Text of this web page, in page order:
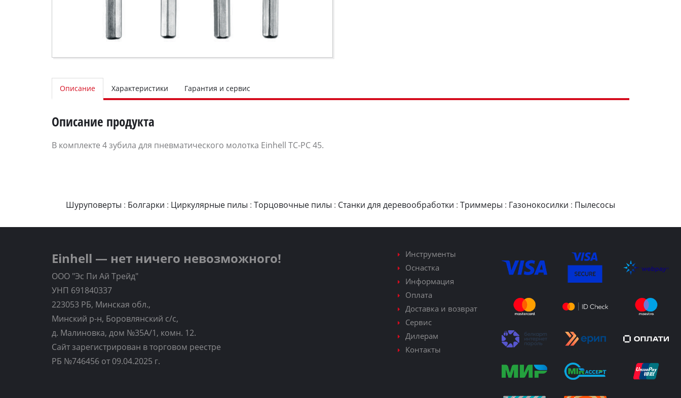
Описание Характеристики Гарантия и сервис
Описание продукта
В комплекте 4 зубила для пневматического молотка Einhell TC-PC 45.
Шуруповерты : Болгарки : Циркулярные пилы : Торцовочные пилы : Станки для деревообработки : Триммеры : Газонокосилки : Пылесосы
Einhell — нет ничего невозможного!
ООО "Эс Пи Ай Трейд"
УНП 691840337
223053 РБ, Минская обл.,
Минский р-н, Боровлянский с/с,
д. Малиновка, дом №35A/1, комн. 12.
Сайт зарегистрирован в торговом реестре
РБ №746456 от 09.04.2025 г.
Инструменты
Оснастка
Информация
Оплата
Доставка и возврат
Сервис
Дилерам
Контакты